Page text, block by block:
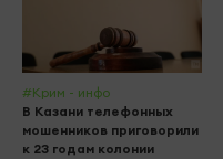
#Крим - инфо
В Казани телефонных
мошенников приговорили
к 23 годам колонии